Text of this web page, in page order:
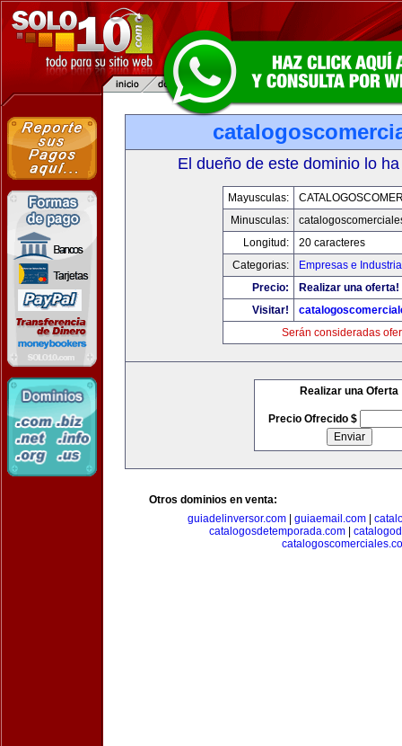
El dueño de este dominio lo
Mayusculas:
Minusculas:
Longitud:
20 caracteres
Categorias:
Empresas e
Precio:
Realizar una oferta!
Visitar!
Serán consideradas
Realizar una Oferta
Precio Ofrecido $
Otros dominios en venta:
guiadelinversor.com| guiaemail.com|
catalogosdetemporada.com|